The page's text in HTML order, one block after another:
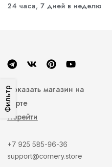
Фильтр
24 часа, 7 дней в неделю
Показать магазин на
карте
Перейти
+7 925 585-96-36
support@cornery.store